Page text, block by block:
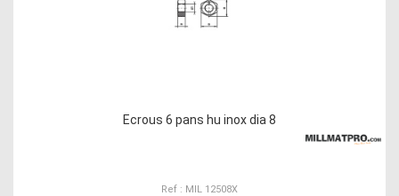
Ecrous 6 pans hu inox dia 8
Ref : MIL 12508X